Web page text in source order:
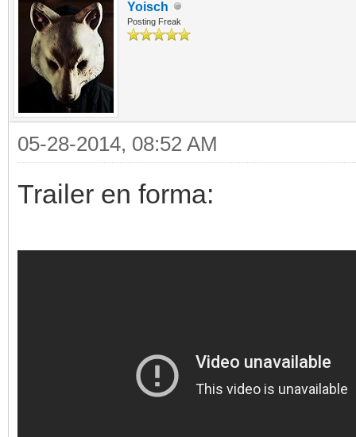
Yoisch
Posting Freak
05-28-2014, 08:52 AM
Trailer en forma: